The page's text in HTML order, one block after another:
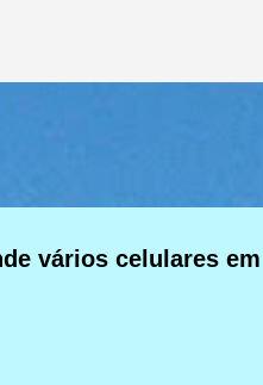
vários celulares em